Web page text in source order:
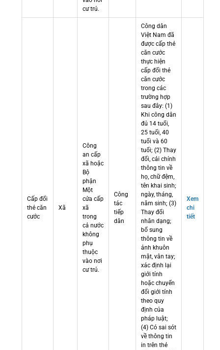
cư trú.
Cấp đổi
thẻ căn
cước
Xã
Công
an cấp
xã hoặc
Bộ
phận
Một
cửa cấp
xã
trong
cả nước
không
phụ
thuộc
vào nơi
cư trú.
Công
tác
tiếp
dân
Công dân
Việt Nam đã
được cấp thẻ
căn cước
thực hiện
cấp đổi thẻ
căn cước
trong các
trường hợp
sau đây: (1)
Khi công dân
đủ 14 tuổi,
25 tuổi, 40
tuổi và 60
tuổi; (2) Thay
đổi, cải chính
thông tin về
họ, chữ đệm,
tên khai sinh;
ngày, tháng,
năm sinh; (3)
Thay đổi
nhân dạng;
bổ sung
thông tin về
ảnh khuôn
mặt, vân tay;
xác định lại
giới tính
hoặc chuyển
đổi giới tính
theo quy
định của
pháp luật;
(4) Có sai sót
về thông tin
in trên thẻ
Xem
chi
tiết